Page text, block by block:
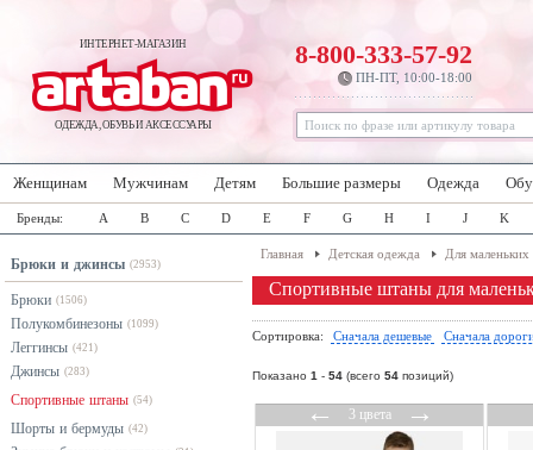
ИНТЕРНЕТ-МАГАЗИН
ОДЕЖДА, ОБУВЬ И АКСЕССУАРЫ
8-800-333-57-92
ПН-ПТ, 10:00-18:00
Женщинам Мужчинам Детям Большие размеры Одежда
Бренды: A B C D E F G H I J K
Брюки и джинсы (2953)
Брюки (1506)
Полукомбинезоны (1099)
Леггинсы (421)
Джинсы (283)
Спортивные штаны (54)
Шорты и бермуды (42)
Главная Детская одежда Для маленьких
Спортивные штаны для
Сортировка: Сначала дешевые Сначала
Показано 1 - 54 (всего 54 позиций)
←3 цвета→